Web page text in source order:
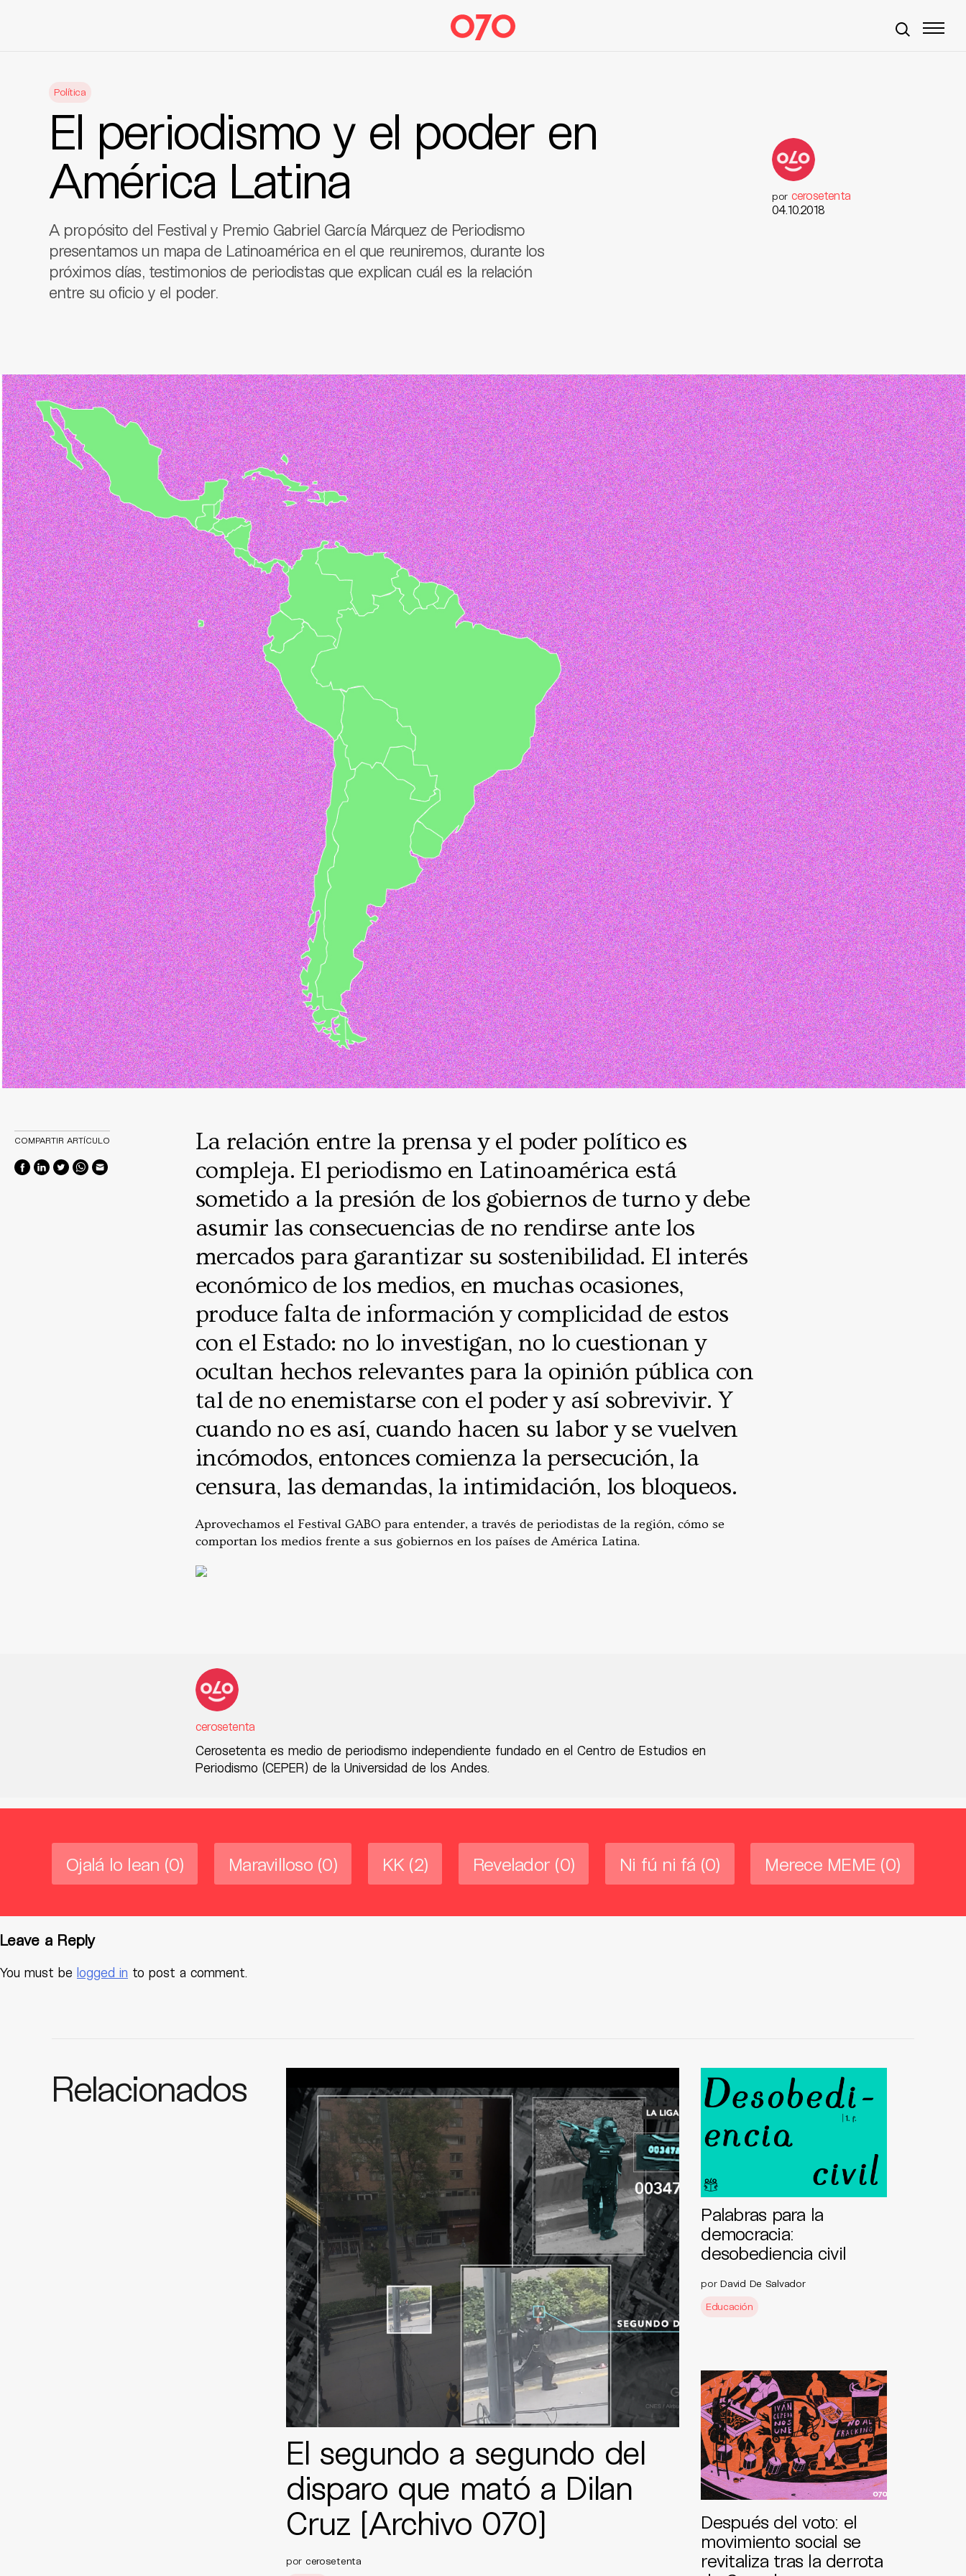
Política
El periodismo y el poder en
América Latina
A propósito del Festival y Premio Gabriel García Márquez de Periodismo
presentamos un mapa de Latinoamérica en el que reuniremos, durante los
próximos días, testimonios de periodistas que explican cuál es la relación
entre su oficio y el poder.
por cerosetenta
04.10.2018
La relación entre la prensa y el poder político es
compleja. El periodismo en Latinoamérica está
sometido a la presión de los gobiernos de turno y debe
asumir las consecuencias de no rendirse ante los
mercados para garantizar su sostenibilidad. El interés
económico de los medios, en muchas ocasiones,
produce falta de información y complicidad de estos
con el Estado: no lo investigan, no lo cuestionan y
ocultan hechos relevantes para la opinión pública con
tal de no enemistarse con el poder y así sobrevivir. Y
cuando no es así, cuando hacen su labor y se vuelven
incómodos, entonces comienza la persecución, la
censura, las demandas, la intimidación, los bloqueos.
Aprovechamos el Festival GABO para entender, a través de periodistas de la región, cómo se
comportan los medios frente a sus gobiernos en los países de América Latina.
COMPARTIR ARTÍCULO
cerosetenta
Cerosetenta es medio de periodismo independiente fundado en el Centro de Estudios en
Periodismo (CEPER) de la Universidad de los Andes.
Ojalá lo lean (0) Maravilloso (0) KK (2) Revelador (0) Ni fú ni fá (0) Merece MEME (0)
Leave a Reply
You must be logged in to post a comment.
Relacionados
El segundo a segundo del
disparo que mató a Dilan
Cruz [Archivo 070]
por cerosetenta
Palabras para la
democracia:
desobediencia civil
porDavid De Salvador
Educación
Después del voto: el
movimiento social se
revitaliza tras la derrota